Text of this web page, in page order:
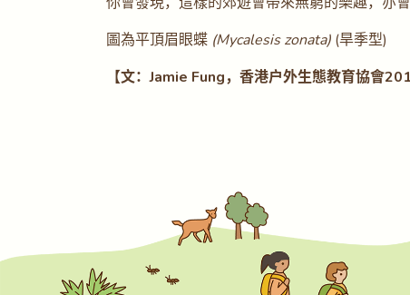
圖為平頂眉眼蝶 (Mycalesis zonata) (旱季型)
【文：Jamie Fung，香港戶外生態教育協會